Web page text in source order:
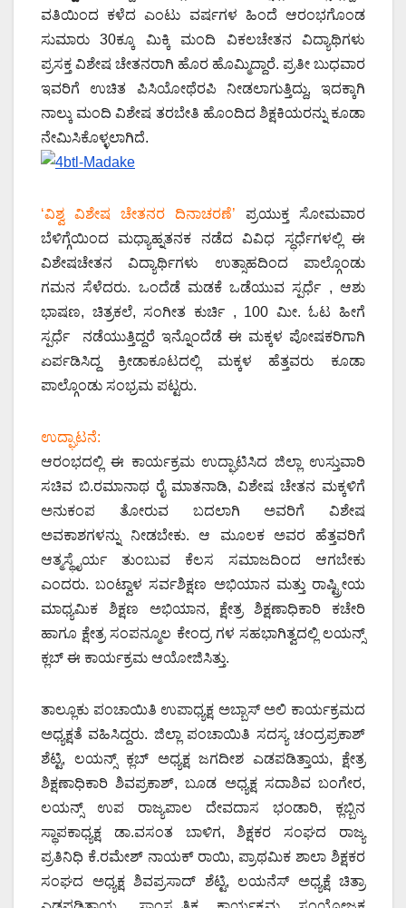
ವತಿಯಿಂದ ಕಳೆದ ಎಂಟು ವರ್ಷಗಳ ಹಿಂದೆ ಆರಂಭಗೊಂಡ
ಸುಮಾರು 30ಕ್ಕೂ ಮಿಕ್ಕಿ ಮಂದಿ ವಿಕಲಚೇತನ ವಿದ್ಯಾಥಿಗಳು
ಪ್ರಸಕ್ತ ವಿಶೇಷ ಚೇತನರಾಗಿ ಹೊರ ಹೊಮ್ಮಿದ್ದಾರೆ. ಪ್ರತೀ ಬುಧವಾರ
ಇವರಿಗೆ ಉಚಿತ ಪಿಸಿಯೋಥೆರಪಿ ನೀಡಲಾಗುತ್ತಿದ್ದು, ಇದಕ್ಕಾಗಿ
ನಾಲ್ಕು ಮಂದಿ ವಿಶೇಷ ತರಬೇತಿ ಹೊಂದಿದ ಶಿಕ್ಷಕಿಯರನ್ನು ಕೂಡಾ
ನೇಮಿಸಿಕೊಳ್ಳಲಾಗಿದೆ.
‘ವಿಶ್ವ ವಿಶೇಷ ಚೇತನರ ದಿನಾಚರಣೆ’ ಪ್ರಯುಕ್ತ ಸೋಮವಾರ
ಬೆಳಿಗ್ಗೆಯಿಂದ ಮಧ್ಯಾಹ್ನತನಕ ನಡೆದ ವಿವಿಧ ಸ್ಧರ್ಧೆಗಳಲ್ಲಿ ಈ
ವಿಶೇಷಚೇತನ ವಿದ್ಯಾರ್ಥಿಗಳು ಉತ್ಸಾಹದಿಂದ ಪಾಲ್ಗೊಂಡು
ಗಮನ ಸೆಳೆದರು. ಒಂದೆಡೆ ಮಡಕೆ ಒಡೆಯುವ ಸ್ಪರ್ಧೆ , ಆಶು
ಭಾಷಣ, ಚಿತ್ರಕಲೆ, ಸಂಗೀತ ಕುರ್ಚಿ , 100 ಮೀ. ಓಟ ಹೀಗೆ
ಸ್ಪರ್ಧೆ ನಡೆಯುತ್ತಿದ್ದರೆ ಇನ್ನೊಂದೆಡೆ ಈ ಮಕ್ಕಳ ಪೋಷಕರಿಗಾಗಿ
ಏರ್ಪಡಿಸಿದ್ದ ಕ್ರೀಡಾಕೂಟದಲ್ಲಿ ಮಕ್ಕಳ ಹೆತ್ತವರು ಕೂಡಾ
ಪಾಲ್ಗೊಂಡು ಸಂಭ್ರಮ ಪಟ್ಟರು.
ಉದ್ಘಾಟನೆ:
ಆರಂಭದಲ್ಲಿ ಈ ಕಾರ್ಯಕ್ರಮ ಉದ್ಘಾಟಿಸಿದ ಜಿಲ್ಲಾ ಉಸ್ತುವಾರಿ
ಸಚಿವ ಬಿ.ರಮಾನಾಥ ರೈ ಮಾತನಾಡಿ, ವಿಶೇಷ ಚೇತನ ಮಕ್ಕಳಿಗೆ
ಅನುಕಂಪ ತೋರುವ ಬದಲಾಗಿ ಅವರಿಗೆ ವಿಶೇಷ
ಅವಕಾಶಗಳನ್ನು ನೀಡಬೇಕು. ಆ ಮೂಲಕ ಅವರ ಹೆತ್ತವರಿಗೆ
ಆತ್ಮಸ್ಥೈರ್ಯ ತುಂಬುವ ಕೆಲಸ ಸಮಾಜದಿಂದ ಆಗಬೇಕು
ಎಂದರು. ಬಂಟ್ವಾಳ ಸರ್ವಶಿಕ್ಷಣ ಅಭಿಯಾನ ಮತ್ತು ರಾಷ್ಟ್ರೀಯ
ಮಾಧ್ಯಮಿಕ ಶಿಕ್ಷಣ ಅಭಿಯಾನ, ಕ್ಷೇತ್ರ ಶಿಕ್ಷಣಾಧಿಕಾರಿ ಕಚೇರಿ
ಹಾಗೂ ಕ್ಷೇತ್ರ ಸಂಪನ್ಮೂಲ ಕೇಂದ್ರ ಗಳ ಸಹಭಾಗಿತ್ವದಲ್ಲಿ ಲಯನ್ಸ್
ಕ್ಲಬ್ ಈ ಕಾರ್ಯಕ್ರಮ ಆಯೋಜಿಸಿತ್ತು.
ತಾಲ್ಲೂಕು ಪಂಚಾಯಿತಿ ಉಪಾಧ್ಯಕ್ಷ ಅಬ್ಬಾಸ್ ಅಲಿ ಕಾರ್ಯಕ್ರಮದ
ಅಧ್ಯಕ್ಷತೆ ವಹಿಸಿದ್ದರು. ಜಿಲ್ಲಾ ಪಂಚಾಯಿತಿ ಸದಸ್ಯ ಚಂದ್ರಪ್ರಕಾಶ್
ಶೆಟ್ಟಿ, ಲಯನ್ಸ್ ಕ್ಲಬ್ ಅಧ್ಯಕ್ಷ ಜಗದೀಶ ಎಡಪಡಿತ್ತಾಯ, ಕ್ಷೇತ್ರ
ಶಿಕ್ಷಣಾಧಿಕಾರಿ ಶಿವಪ್ರಕಾಶ್, ಬೂಡ ಅಧ್ಯಕ್ಷ ಸದಾಶಿವ ಬಂಗೇರ,
ಲಯನ್ಸ್ ಉಪ ರಾಜ್ಯಪಾಲ ದೇವದಾಸ ಭಂಡಾರಿ, ಕ್ಲಬ್ಬಿನ
ಸ್ಥಾಪಕಾಧ್ಯಕ್ಷ ಡಾ.ವಸಂತ ಬಾಳಿಗ, ಶಿಕ್ಷಕರ ಸಂಘದ ರಾಜ್ಯ
ಪ್ರತಿನಿಧಿ ಕೆ.ರಮೇಶ್ ನಾಯಕ್ ರಾಯಿ, ಪ್ರಾಥಮಿಕ ಶಾಲಾ ಶಿಕ್ಷಕರ
ಸಂಘದ ಅಧ್ಯಕ್ಷ ಶಿವಪ್ರಸಾದ್ ಶೆಟ್ಟಿ, ಲಯನೆಸ್ ಅಧ್ಯಕ್ಷೆ ಚಿತ್ರಾ